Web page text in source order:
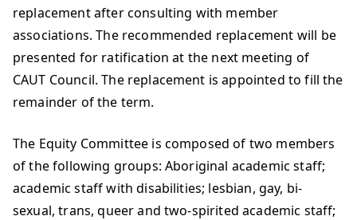
replacement after consulting with member
associations. The recommended replacement will be
presented for ratification at the next meeting of
CAUT Council. The replacement is appointed to fill the
remainder of the term.
The Equity Committee is composed of two members
of the following groups: Aboriginal academic staff;
academic staff with disabilities; lesbian, gay, bi-
sexual, trans, queer and two-spirited academic staff;